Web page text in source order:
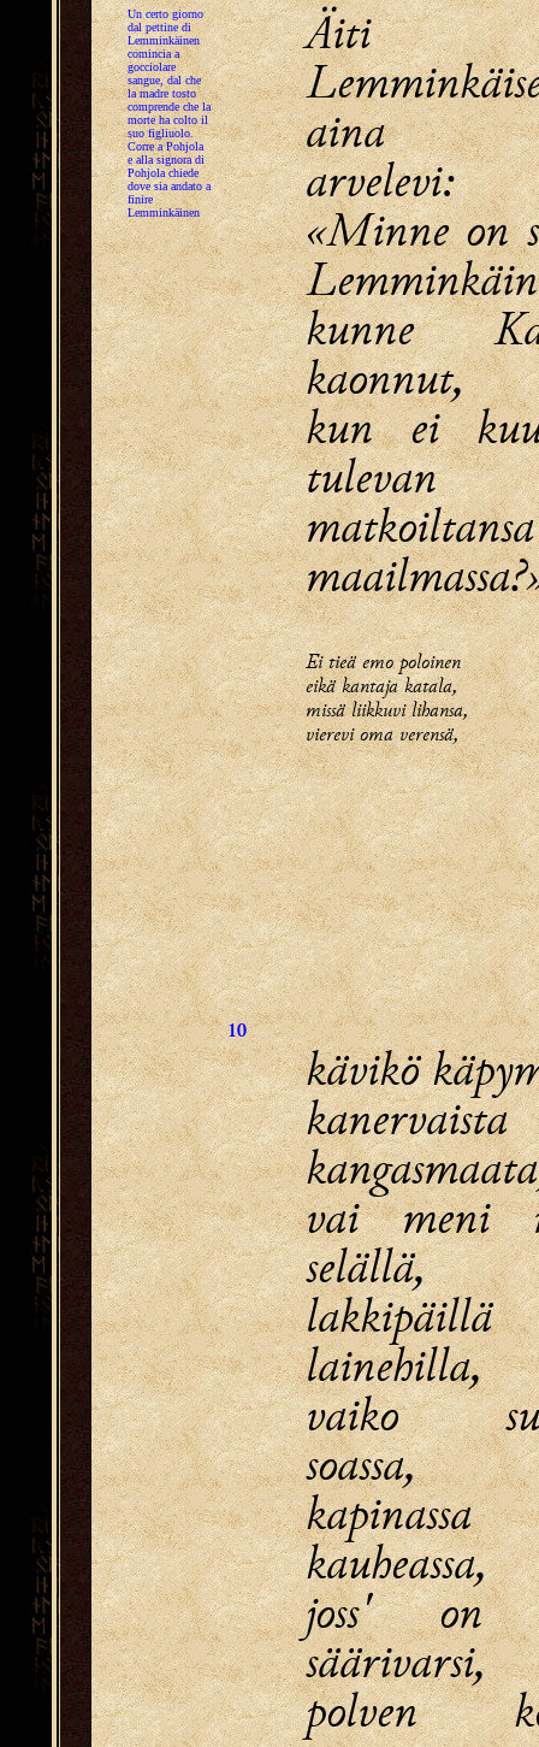
Un certo giorno
dal pettine di
Lemminkäinen
comincia a
gocciolare
sangue, dal che
la madre tosto
comprende che la
morte ha colto il
suo figliuolo.
Corre a Pohjola
e alla signora di
Pohjola chiede
dove sia andato a
finire
Lemminkäinen
Äiti
aina
arvelevi:
«Minne on
kunne
kaonnut,
kun ei
tulevan
matkoiltansa
10
Ei tieä emo poloinen
eikä kantaja katala,
missä liikkuvi lihansa,
vierevi oma verensä,
kävikö
kanervaista
vai meni
selällä,
lakkipäillä
lainehilla,
vaiko
soassa,
kapinassa
kauheassa,
joss' on
säärivarsi,
polven